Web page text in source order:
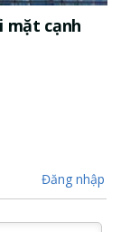
mặt cạnh
Đăng nhập